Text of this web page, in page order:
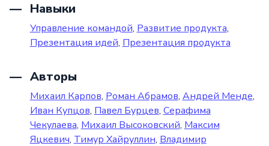
Навыки
Управление командой, Развитие продукта,
Презентация идей, Презентация продукта
Авторы
Михаил Карпов, Роман Абрамов, Андрей Менде,
Иван Купцов, Павел Бурцев, Серафима
Чекулаева, Михаил Высоковский, Максим
Яцкевич, Тимур Хайруллин, Владимир